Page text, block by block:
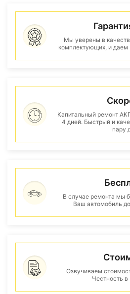
Мы уверены в
комплектующих, и даем
Капитальный ремонт
4 дней. Быстрый и
пару
В случае ремонта мы
Ваш автомобиль
Озвучиваем
Честность в